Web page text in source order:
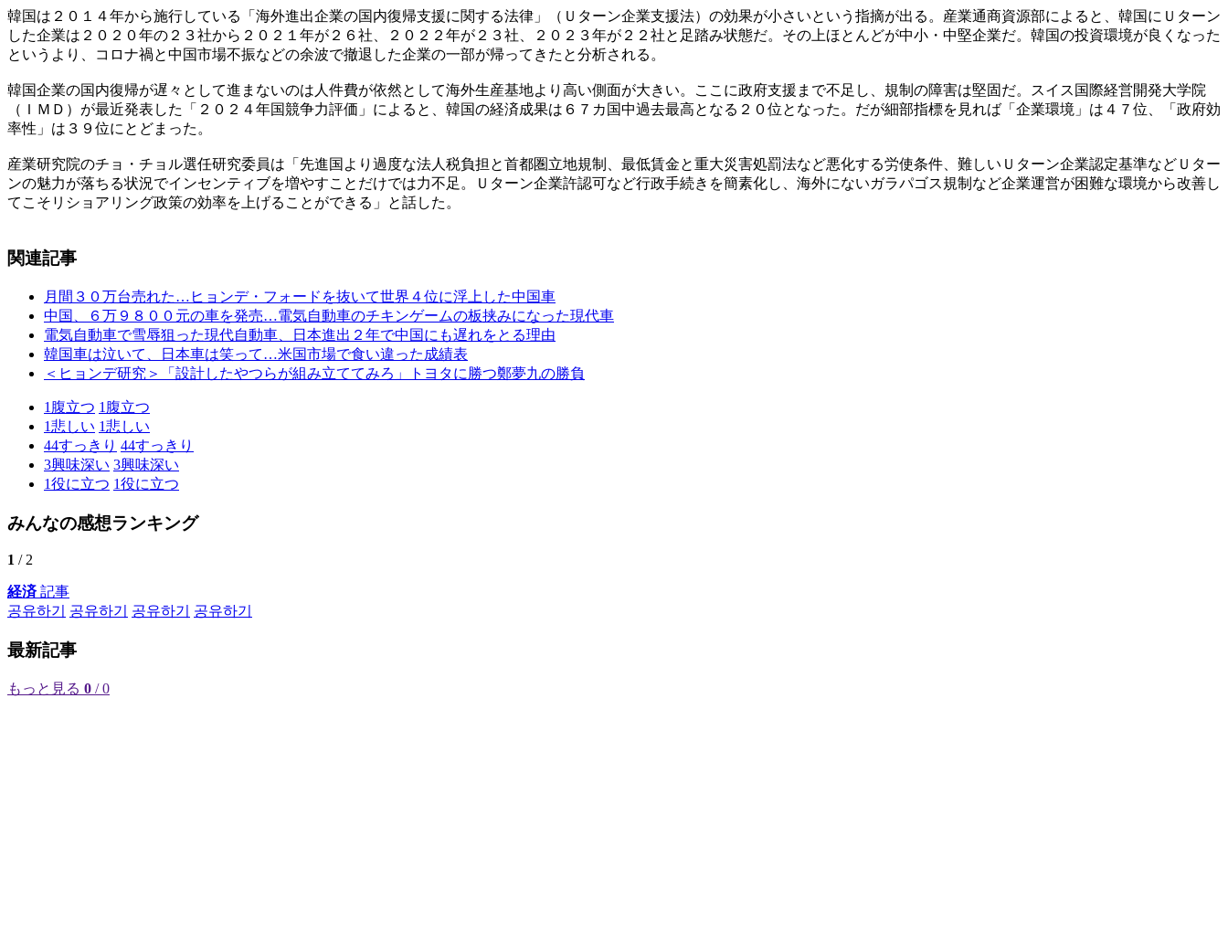
韓国は２０１４年から施行している「海外進出企業の国内復帰支援に関する法律」（Ｕターン企業支援法）の効果が小さいという指摘が出る。産業通商資源部によると、韓国にＵターン
した企業は２０２０年の２３社から２０２１年が２６社、２０２２年が２３社、２０２３年が２２社と足踏み状態だ。その上ほとんどが中小・中堅企業だ。韓国の投資環境が良くなった
というより、コロナ禍と中国市場不振などの余波で撤退した企業の一部が帰ってきたと分析される。
韓国企業の国内復帰が遅々として進まないのは人件費が依然として海外生産基地より高い側面が大きい。ここに政府支援まで不足し、規制の障害は堅固だ。スイス国際経営開発大学院
（ＩＭＤ）が最近発表した「２０２４年国競争力評価」によると、韓国の経済成果は６７カ国中過去最高となる２０位となった。だが細部指標を見れば「企業環境」は４７位、「政府効
率性」は３９位にとどまった。
産業研究院のチョ・チョル選任研究委員は「先進国より過度な法人税負担と首都圏立地規制、最低賃金と重大災害処罰法など悪化する労使条件、難しいＵターン企業認定基準などＵター
ンの魅力が落ちる状況でインセンティブを増やすことだけでは力不足。Ｕターン企業許認可など行政手続きを簡素化し、海外にないガラパゴス規制など企業運営が困難な環境から改善し
てこそリショアリング政策の効率を上げることができる」と話した。
関連記事
月間３０万台売れた…ヒョンデ・フォードを抜いて世界４位に浮上した中国車
中国、６万９８００元の車を発売…電気自動車のチキンゲームの板挟みになった現代車
電気自動車で雪辱狙った現代自動車、日本進出２年で中国にも遅れをとる理由
韓国車は泣いて、日本車は笑って…米国市場で食い違った成績表
＜ヒョンデ研究＞「設計したやつらが組み立ててみろ」トヨタに勝つ鄭夢九の勝負
1 腹立つ 1 腹立つ
1悲しい 1悲しい
44すっきり 44すっきり
3興味深い 3興味深い
1役に立つ 1役に立つ
みんなの感想ランキング
1 / 2
経済記事
공유하기
공유하기 공유하기 공유하기
最新記事
もっと見る 0 / 0